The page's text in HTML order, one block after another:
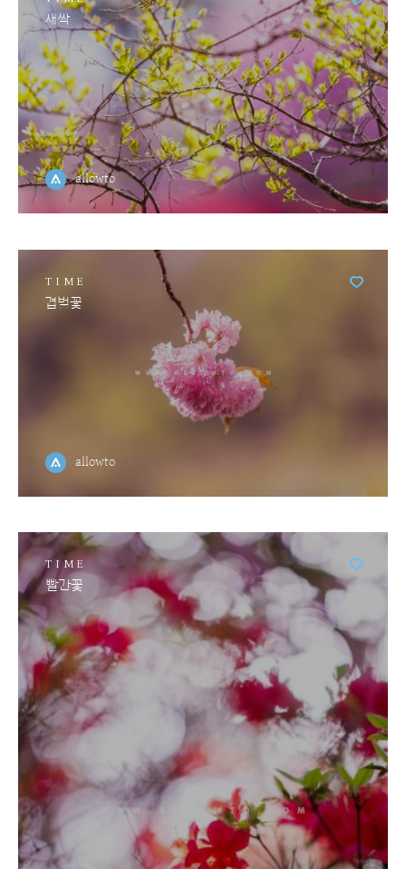
새싹
allowto
TIME
겹벚꽃
allowto
TIME
빨간꽃